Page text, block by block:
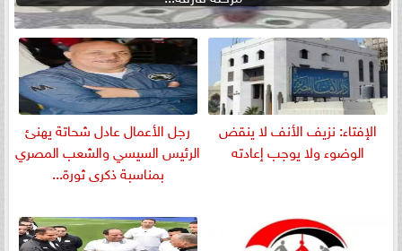
الإفتاء: نزيف الأنف لا ينقض
الوضوء ولا يوجب إعادته
رجل الأعمال عادل شحاتة يهنئ
الرئيس السيسي والشعب المصري
بمناسبة ذكرى ثورة...